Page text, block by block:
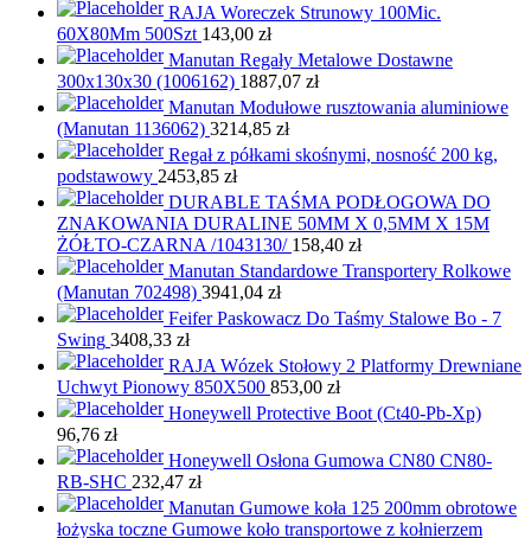
RAJA Woreczek Strunowy 100Mic.
60X80Mm 500Szt 143,00 zł
Manutan Regały Metalowe Dostawne
300x130x30 (1006162) 1887,07 zł
Manutan Modułowe rusztowania aluminiowe
(Manutan 1136062) 3214,85 zł
Regał z półkami skośnymi, nosność 200 kg,
podstawowy 2453,85 zł
DURABLE TAŚMA PODŁOGOWA DO
ZNAKOWANIA DURALINE 50MM X 0,5MM X 15M
ŻÓŁTO-CZARNA /1043130/ 158,40 zł
Manutan Standardowe Transportery Rolkowe
(Manutan 702498) 3941,04 zł
Feifer Paskowacz Do Taśmy Stalowe Bo - 7
Swing 3408,33 zł
RAJA Wózek Stołowy 2 Platformy Drewniane
Uchwyt Pionowy 850X500 853,00 zł
Honeywell Protective Boot (Ct40-Pb-Xp)
96,76 zł
Honeywell Osłona Gumowa CN80 CN80-
RB-SHC 232,47 zł
Manutan Gumowe koła 125 200mm obrotowe
łożyska toczne Gumowe koło transportowe z kołnierzem